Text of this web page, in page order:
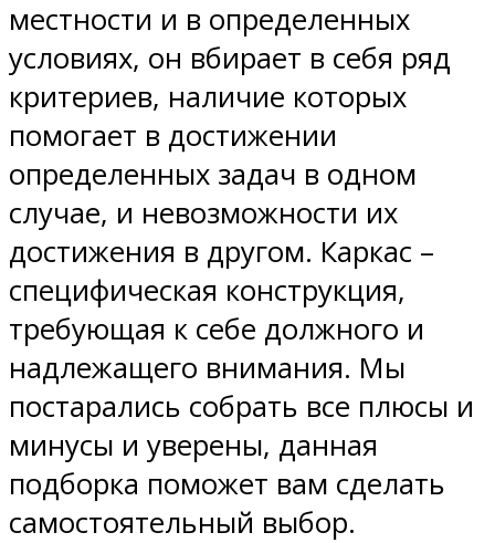
местности и в определенных
условиях, он вбирает в себя ряд
критериев, наличие которых
помогает в достижении
определенных задач в одном
случае, и невозможности их
достижения в другом. Каркас –
специфическая конструкция,
требующая к себе должного и
надлежащего внимания. Мы
постарались собрать все плюсы и
минусы и уверены, данная
подборка поможет вам сделать
самостоятельный выбор.